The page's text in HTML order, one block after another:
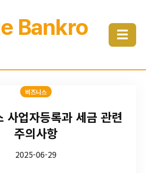
Bankro ☰
비즈니스
사업자등록과 세금 관련
주의사항
2025-06-29